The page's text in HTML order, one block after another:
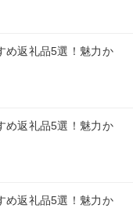
め返礼品5選！魅力か
め返礼品5選！魅力か
め返礼品5選！魅力か